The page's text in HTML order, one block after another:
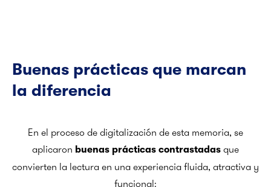
Buenas prácticas que marcan
la diferencia
En el proceso de digitalización de esta memoria, se
aplicaron buenas prácticas contrastadas que
convierten la lectura en una experiencia fluida, atractiva y
funcional: